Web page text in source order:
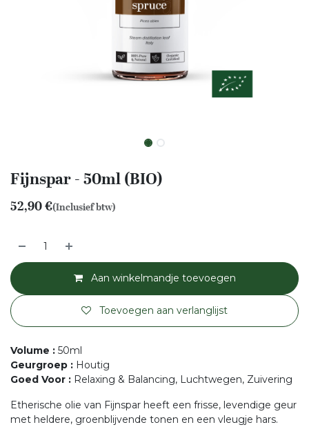
Fijnspar - 50ml (BIO)
52,90€(Inclusief btw)
Aan winkelmandje toevoegen
Toevoegen aan verlanglijst
Volume : 50ml
Geurgroep : Houtig
Goed Voor : Relaxing & Balancing, Luchtwegen, Zuivering
Etherische olie van Fijnspar heeft een frisse, levendige geur
met heldere, groenblijvende tonen en een vleugje hars.